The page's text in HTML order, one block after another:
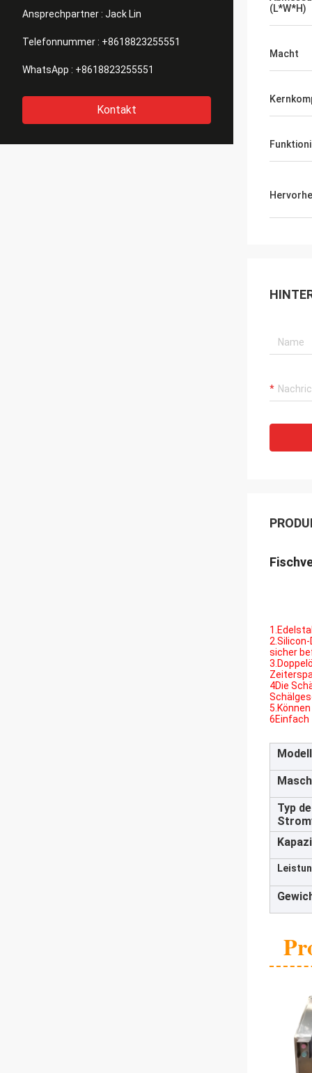
Ansprechpartner : Jack Lin
Telefonnummer : +8618823255551
WhatsApp : +8618823255551
Kontakt
(L*W*H)
Macht
sicher
4Die
6Einfach
Typ